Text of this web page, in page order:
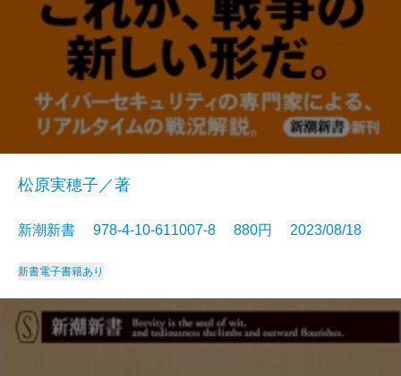
松原実穂子／著
新潮新書 978-4-10-611007-8 880円 2023/08/18
新書電子書籍あり